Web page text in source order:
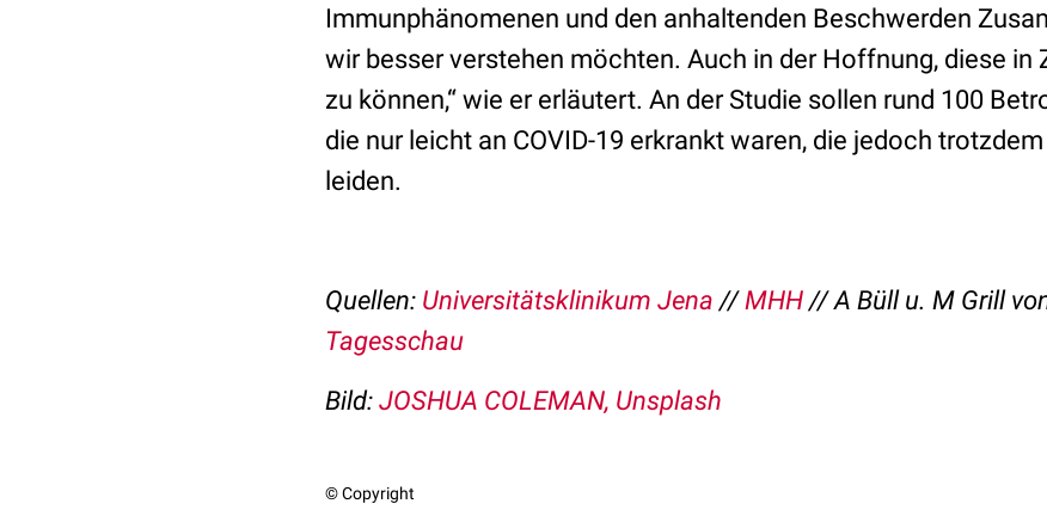
Immunphänomenen und den anhaltenden Beschwerden
wir besser verstehen möchten. Auch in der Hoffnung, diese in
zu können,“ wie er erläutert. An der Studie sollen rund 100
die nur leicht an COVID-19 erkrankt waren, die jedoch
leiden.
Quellen: Universitätsklinikum Jena//MHH// A Büll u. M Grill
Tagesschau
Bild: JOSHUA COLEMAN, Unsplash
© Copyright